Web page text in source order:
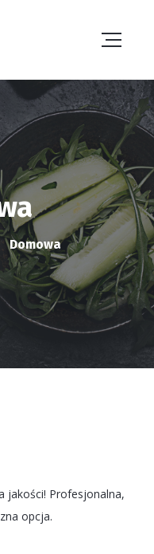
Domowa
jakości! Profesjonalna,
opcja.